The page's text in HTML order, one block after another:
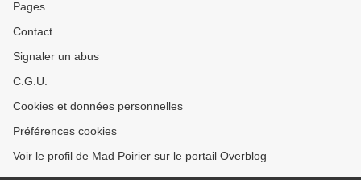
Pages
Contact
Signaler un abus
C.G.U.
Cookies et données personnelles
Préférences cookies
Voir le profil de Mad Poirier sur le portail Overblog